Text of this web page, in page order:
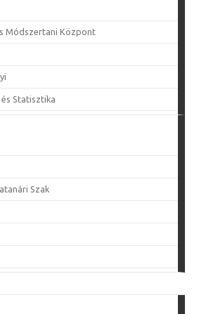
Módszertani Központ
Statisztika
Szak